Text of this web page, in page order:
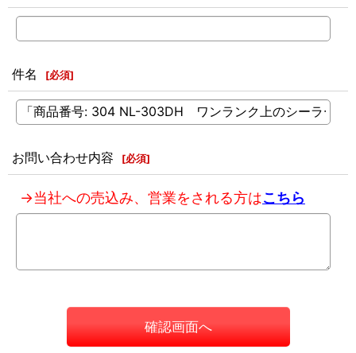
件名 [必須]
お問い合わせ内容 [必須]
→当社への売込み、営業をされる方はこちら
確認画面へ